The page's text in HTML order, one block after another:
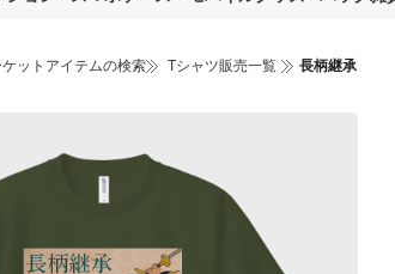
ケットアイテムの検索 Tシャツ販売一覧 長柄継承